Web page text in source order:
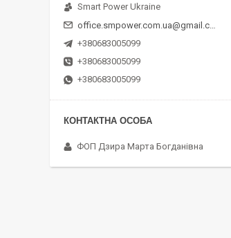
Smart Power Ukraine
+380683005099
+380683005099
+380683005099
ФОП Дзира Марта Богданівна